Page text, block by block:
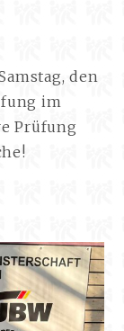
den
im
Prüfung